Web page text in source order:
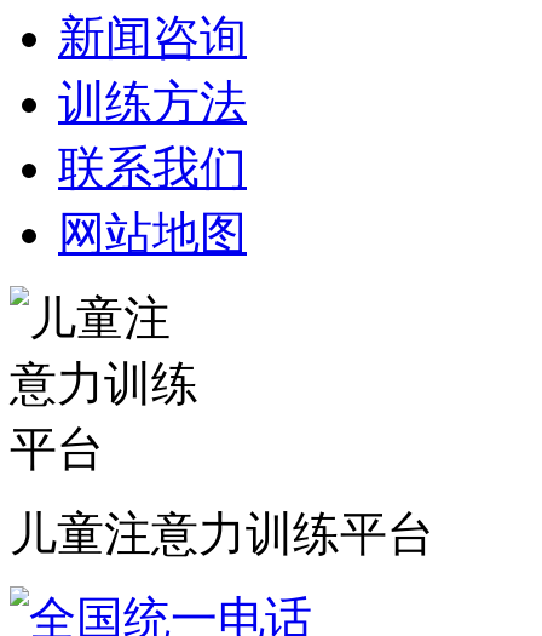
新闻咨询
训练方法
联系我们
网站地图
儿童注意力训练平台